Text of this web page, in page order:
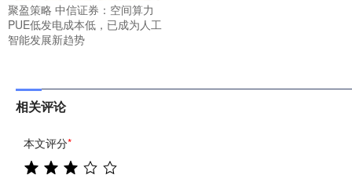
聚盈策略 中信证券：空间算力
PUE低发电成本低，已成为人工
智能发展新趋势
相关评论
本文评分*